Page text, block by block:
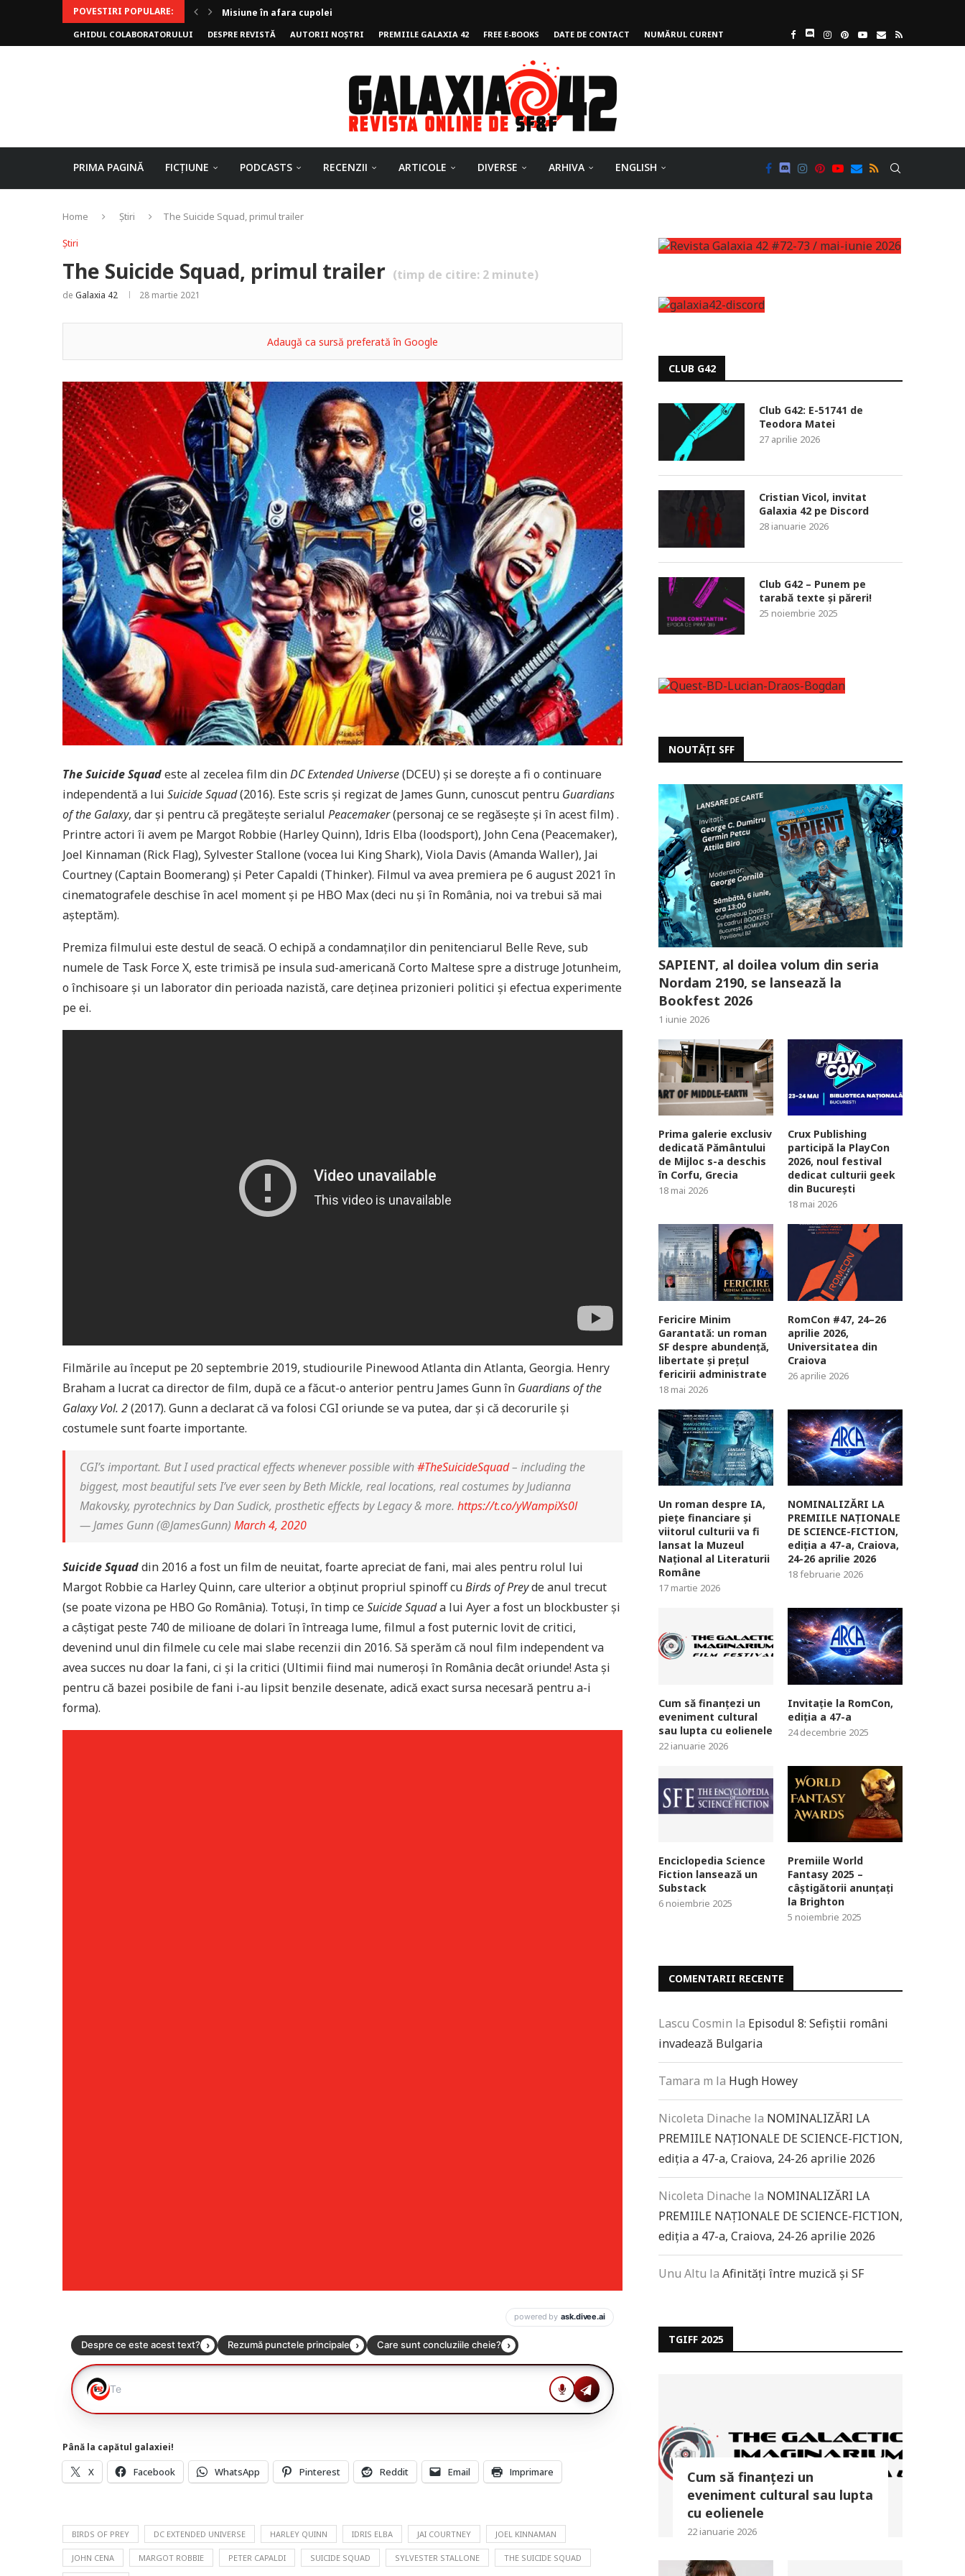
POVESTIRI POPULARE:
Invoker (video)
Alergarea de seară
Biblioteca lui Pavel
Rejuvenare
Falia
Arhivele Dincolo-Timpului
Axa lui Heron
Jumătatea goală
GHIDUL COLABORATORULUI DESPRE REVISTĂ AUTORII NOȘTRI PREMIILE GALAXIA 42 FREE E-BOOKS DATE DE CONTACT NUMĂRUL CURENT
PRIMA PAGINĂ FICȚIUNE PODCASTS RECENZII ARTICOLE DIVERSE ARHIVA ENGLISH
Home Știri The Suicide Squad, primul trailer
Știri
The Suicide Squad, primul trailer (timp de citire: 2 minute)
de Galaxia 42 28 martie 2021
Adaugă ca sursă preferată în Google
The Suicide Squadeste al zecelea film dinDC Extended Universe(DCEU) și se dorește a fi o continuare
independentă a lui Suicide Squad(2016). Este scris și regizat de James Gunn, cunoscut pentru Guardians
of the Galaxy, dar și pentru că pregătește serialul Peacemaker(personaj ce se regăsește și în acest film) .
Printre actori îi avem pe Margot Robbie (Harley Quinn), Idris Elba (loodsport), John Cena (Peacemaker),
Joel Kinnaman (Rick Flag), Sylvester Stallone (vocea lui King Shark), Viola Davis (Amanda Waller), Jai
Courtney (Captain Boomerang) și Peter Capaldi (Thinker). Filmul va avea premiera pe 6 august 2021 în
cinematografele deschise în acel moment și pe HBO Max (deci nu și în România, noi va trebui să mai
așteptăm).
Premiza filmului este destul de seacă. O echipă a condamnaților din penitenciarul Belle Reve, sub
numele de Task Force X, este trimisă pe insula sud-americană Corto Maltese spre a distruge Jotunheim,
o închisoare și un laborator din perioada nazistă, care deținea prizonieri politici și efectua experimente
pe ei.
Filmările au început pe 20 septembrie 2019, studiourile Pinewood Atlanta din Atlanta, Georgia. Henry
Braham a lucrat ca director de film, după ce a făcut-o anterior pentru James Gunn în Guardians of the
Galaxy Vol. 2(2017). Gunn a declarat că va folosi CGI oriunde se va putea, dar și că decorurile și
costumele sunt foarte importante.
CGI’s important. But I used practical effects whenever possible with#TheSuicideSquad– including the
biggest, most beautiful sets I’ve ever seen by Beth Mickle, real locations, real costumes by Judianna
Makovsky, pyrotechnics by Dan Sudick, prosthetic effects by Legacy & more. https://t.co/yWampiXs0l
— James Gunn (@JamesGunn) March 4, 2020
Suicide Squaddin 2016 a fost un film de neuitat, foarte apreciat de fani, mai ales pentru rolul lui
Margot Robbie ca Harley Quinn, care ulterior a obținut propriul spinoff cuBirds of Preyde anul trecut
(se poate vizona pe HBO Go România). Totuși, în timp ceSuicide Squada lui Ayer a fost un blockbuster și
a câștigat peste 740 de milioane de dolari în întreaga lume, filmul a fost puternic lovit de critici,
devenind unul din filmele cu cele mai slabe recenzii din 2016. Să sperăm că noul film independent va
avea succes nu doar la fani, ci și la critici (Ultimii fiind mai numeroși în România decât oriunde! Asta și
pentru că bazei posibile de fani i-au lipsit benzile desenate, adică exact sursa necesară pentru a-i
forma).
Până la capătul galaxiei!
X Facebook WhatsApp Pinterest Reddit Email Imprimare
BIRDS OF PREY DC EXTENDED UNIVERSE HARLEY QUINN IDRIS ELBA JAI COURTNEY JOEL KINNAMAN
JOHN CENA MARGOT ROBBIE PETER CAPALDI SUICIDE SQUAD SYLVESTER STALLONE THE SUICIDE SQUAD
CLUB G42
Club G42: E-51741 de
Teodora Matei
27 aprilie 2026
Cristian Vicol, invitat
Galaxia 42 pe Discord
28 ianuarie 2026
Club G42 – Punem pe
tarabă texte și păreri!
25 noiembrie 2025
NOUTĂȚI SFF
SAPIENT, al doilea volum din seria
Nordam 2190, se lansează la
Bookfest 2026
1 iunie 2026
Prima galerie exclusiv
dedicată Pământului
de Mijloc s-a deschis
în Corfu, Grecia
18 mai 2026
Crux Publishing
participă la PlayCon
2026, noul festival
dedicat culturii geek
din București
18 mai 2026
Fericire Minim
Garantată: un roman
SF despre abundență,
libertate și prețul
fericirii administrate
18 mai 2026
RomCon #47, 24–26
aprilie 2026,
Universitatea din
Craiova
26 aprilie 2026
Un roman despre IA,
piețe financiare și
viitorul culturii va fi
lansat la Muzeul
Național al Literaturii
Române
17 martie 2026
NOMINALIZĂRI LA
PREMIILE NAȚIONALE
DE SCIENCE-FICTION,
ediția a 47-a, Craiova,
24-26 aprilie 2026
18 februarie 2026
Cum să finanțezi un
eveniment cultural
sau lupta cu eolienele
22 ianuarie 2026
Invitație la RomCon,
ediția a 47-a
24 decembrie 2025
Enciclopedia Science
Fiction lansează un
Substack
6 noiembrie 2025
Premiile World
Fantasy 2025 –
câștigătorii anunțați
la Brighton
5 noiembrie 2025
COMENTARII RECENTE
Lascu Cosmin la Episodul 8: Sefiștii români
invadează Bulgaria
Tamara m la Hugh Howey
Nicoleta Dinache la NOMINALIZĂRI LA
PREMIILE NAȚIONALE DE SCIENCE-FICTION,
ediția a 47-a, Craiova, 24-26 aprilie 2026
Nicoleta Dinache la NOMINALIZĂRI LA
PREMIILE NAȚIONALE DE SCIENCE-FICTION,
ediția a 47-a, Craiova, 24-26 aprilie 2026
Unu Altu la Afinități între muzică și SF
TGIFF 2025
Cum să finanțezi un
eveniment cultural sau lupta
cu eolienele
22 ianuarie 2026